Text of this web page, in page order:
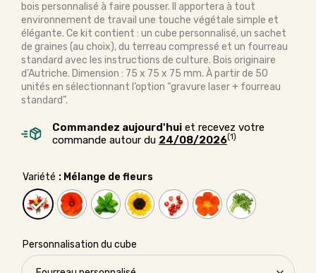
bois personnalisé à faire pousser. Il apportera à tout
environnement de travail une touche végétale simple et
élégante. Ce kit contient : un cube personnalisé, un sachet
de graines (au choix), du terreau compressé et un fourreau
standard avec les instructions de culture. Bois originaire
d’Autriche. Dimension : 75 x 75 x 75 mm. À partir de 50
unités en sélectionnant l’option “gravure laser + fourreau
standard”.
Commandez aujourd'hui et recevez votre
commande autour du 24/08/2026(1)
Variété : Mélange de fleurs
Personnalisation du cube